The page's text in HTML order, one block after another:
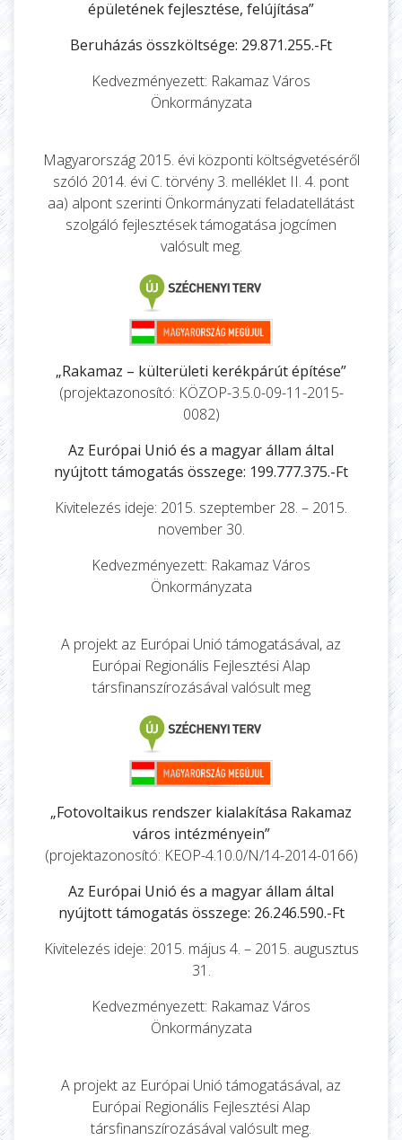
épületének fejlesztése, felújítása”
Beruházás összköltsége: 29.871.255.-Ft
Kedvezményezett: Rakamaz Város
Önkormányzata
Magyarország 2015. évi központi költségvetéséről
szóló 2014. évi C. törvény 3. melléklet II. 4. pont
aa) alpont szerinti Önkormányzati feladatellátást
szolgáló fejlesztések támogatása jogcímen
valósult meg.
„Rakamaz – külterületi kerékpárút építése”
(projektazonosító: KÖZOP-3.5.0-09-11-2015-
0082)
Az Európai Unió és a magyar állam által
nyújtott támogatás összege: 199.777.375.-Ft
Kivitelezés ideje: 2015. szeptember 28. – 2015.
november 30.
Kedvezményezett: Rakamaz Város
Önkormányzata
A projekt az Európai Unió támogatásával, az
Európai Regionális Fejlesztési Alap
társfinanszírozásával valósult meg
„Fotovoltaikus rendszer kialakítása Rakamaz
város intézményein”
(projektazonosító: KEOP-4.10.0/N/14-2014-0166)
Az Európai Unió és a magyar állam által
nyújtott támogatás összege: 26.246.590.-Ft
Kivitelezés ideje: 2015. május 4. – 2015. augusztus
31.
Kedvezményezett: Rakamaz Város
Önkormányzata
A projekt az Európai Unió támogatásával, az
Európai Regionális Fejlesztési Alap
társfinanszírozásával valósult meg.